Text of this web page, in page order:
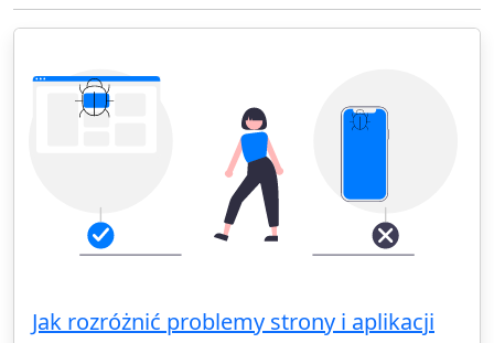
Jak rozróżnić problemy strony i aplikacji